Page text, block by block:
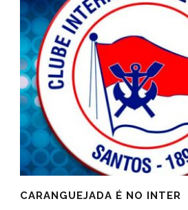
CARANGUEJADA É NO INTER